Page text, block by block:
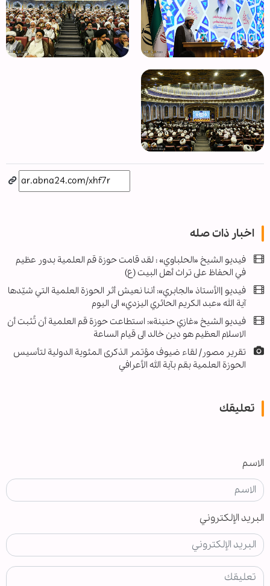
اخبار ذات صله
فيديو الشیخ «الحلباوي» : لقد قامت حوزة قم العلمية بدور عظيم
في الحفاظ على تراث أهل البيت (ع)
فيديو |الأستاذ «الجابري»: أننا نعيش أثر الحوزة العلمية التي شيّدها
آية الله «عبد الكريم الحائري اليزدي» الى اليوم
فيديو الشیخ «غازي حنينة»: استطاعت حوزة قم العلمية أن تُثبت أن
الاسلام العظيم هو دين خالد الى قيام الساعة
تقرير مصور/ لقاء ضيوف مؤتمر الذكرى المئوية الدولية لتأسيس
الحوزة العلمية بقم بآية الله الأعرافي
تعليقك
الاسم
البريد الإلكتروني